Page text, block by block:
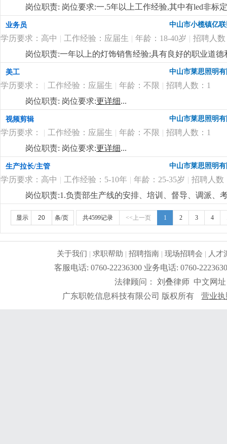
岗位职责: 岗位要求:一.5年以上工作经验,其中有led非标
pro/e或solidworks等相关设计软件。4.认识灯具制作流
势,能够自立完成电子或者结构设计;5.具有良好的交流
际关系良好,听从管理顾全大局;主要负责新产品项目的
有需求的人士，欢迎加入我们的团队！更详细...
业务员 中山市小榄镇亿
学历要求：高中 | 工作经验：应届生 | 年龄：18-40岁 | 招聘人数
岗位职责:一年以上的灯饰销售经验;具有良好的职业道
通，具有良好的市场开发能力，熟悉电脑操作及相关软
美工 中山市莱思照明
学历要求： | 工作经验：应届生 | 年龄：不限 | 招聘人数：1
岗位职责: 岗位要求:更详细...
视频剪辑 中山市莱思照明
学历要求： | 工作经验：应届生 | 年龄：不限 | 招聘人数：1
岗位职责: 岗位要求:更详细...
生产拉长/主管 中山市莱思照明
学历要求：高中 | 工作经验：5-10年 | 年龄：25-35岁 | 招聘人数
岗位职责:1.负责部生产线的安排、培训、督导、调派、
掌握属员之心态与动向，及时反映属员之情况，并研拟
融入公司文化、热爱公司、热爱本行业、为公司创造效
况，调控好生产序次与进度，带领团队按时、保质、保
施且督导实施，确定指标产量并贯彻达成 4.负责安排
中之自我品质控制及物料损耗有效管制之督导 6.负责
执行，上报处理异常 8.负责安排人员执行不良品、不
之编制、审核、分析与呈报10.负责作业现场6s工作及
要求:1.1年以上生产现场管理工作经验,有电子产品生产
显示 条/页 共4599记录 <<上一页 1 2 3 4
关于我们 |求职帮助 |招聘指南 |现场招聘会 | 人才
客服电话: 0760-22236300 业务电话: 0760-
法律顾问： 刘叠律师 中文网
广东职乾信息科技有限公司 版权所有
营业